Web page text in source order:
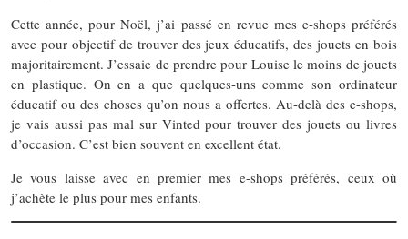
Cette année, pour Noël, j’ai passé en revue mes e-shops préférés
avec pour objectif de trouver des jeux éducatifs, des jouets en bois
majoritairement. J’essaie de prendre pour Louise le moins de jouets
en plastique. On en a que quelques-uns comme son ordinateur
éducatif ou des choses qu’on nous a offertes. Au-delà des e-shops,
je vais aussi pas mal sur Vinted pour trouver des jouets ou livres
d’occasion. C’est bien souvent en excellent état.
Je vous laisse avec en premier mes e-shops préférés, ceux où
j’achète le plus pour mes enfants.